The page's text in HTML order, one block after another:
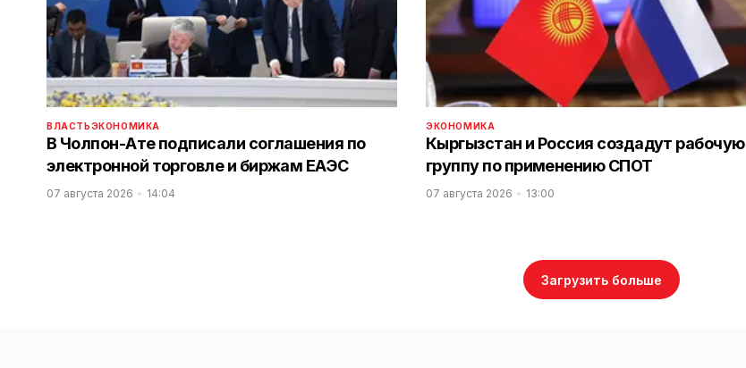
ВЛАСТЬЭКОНОМИКА
В Чолпон-Ате подписали соглашения по
электронной торговле и биржам ЕАЭС
07 августа 2026 14:04
ЭКОНОМИКА
Кыргызстан и Россия создадут рабочую
группу по применению СПОТ
07 августа 2026 13:00
Загрузить больше